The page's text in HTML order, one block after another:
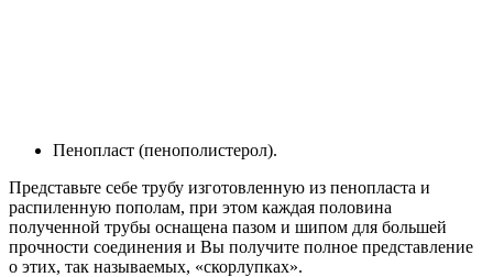
Пенопласт (пенополистерол).
Представьте себе трубу изготовленную из пенопласта и
распиленную пополам, при этом каждая половина
полученной трубы оснащена пазом и шипом для большей
прочности соединения и Вы получите полное представление
о этих, так называемых, «скорлупках».